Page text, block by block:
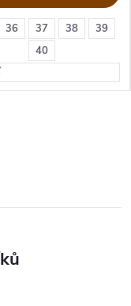
36 37 38
39
40